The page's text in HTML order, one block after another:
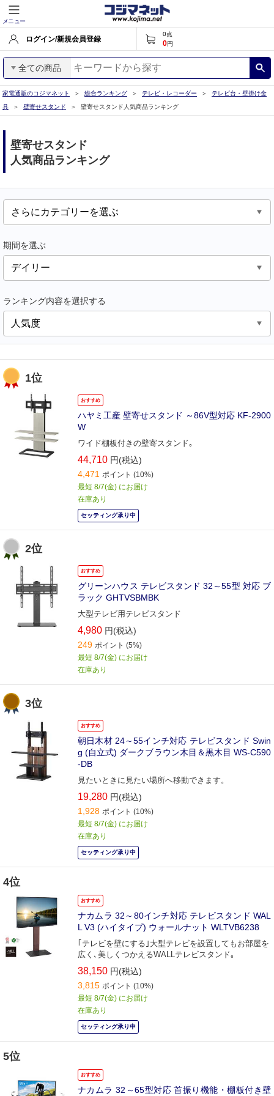
メニュー
ログイン/新規会員登録
0点
0円
全ての商品
家電通販のコジマネット 総合ランキング テレビ・レコーダー
テレビ台・壁掛け金
具
壁寄せスタンド 壁寄せスタンド人気商品ランキング
壁寄せスタンド
人気商品ランキング
期間を選ぶ
ランキング内容を選択する
1位
おすすめ
ハヤミ工産 壁寄せスタンド ～86V型対応 KF-2900
W
ワイド棚板付きの壁寄スタンド｡
44,710 円(税込)
4,471 ポイント (10%)
最短 8/7(金) にお届け
在庫あり
セッティング承り中
2位
おすすめ
グリーンハウス テレビスタンド 32～55型 対応 ブ
ラック GHTVSBMBK
大型テレビ用テレビスタンド
4,980 円(税込)
249 ポイント (5%)
最短 8/7(金) にお届け
在庫あり
3位
おすすめ
朝日木材 24～55インチ対応 テレビスタンド Swin
g (自立式) ダークブラウン木目＆黒木目 WS-C590
-DB
見たいときに見たい場所へ移動できます。
19,280 円(税込)
1,928 ポイント (10%)
最短 8/7(金) にお届け
在庫あり
セッティング承り中
4位
おすすめ
ナカムラ 32～80インチ対応 テレビスタンド WAL
L V3 (ハイタイプ) ウォールナット WLTVB6238
｢テレビを壁にする｣大型テレビを設置してもお部屋を
広く､美しくつかえるWALLテレビスタンド｡
38,150 円(税込)
3,815 ポイント (10%)
最短 8/7(金) にお届け
在庫あり
セッティング承り中
5位
おすすめ
ナカムラ 32～65型対応 首振り機能・棚板付き壁